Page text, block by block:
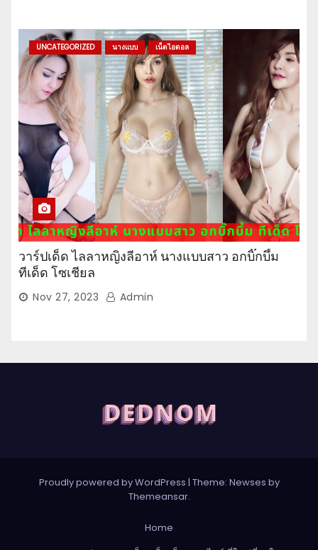
UNCATEGORIZED นางแบบ เน็ตไอดอล
วาร์ปเด็ด ไลลาหญิงลีอาห์ นางแบบสาว อกบิ๊กบึ้ม
ทีเด็ด โซเชียล
Nov 27, 2023 Admin
Proudly powered by WordPress | Theme: Newses by
Themeansar.
Home